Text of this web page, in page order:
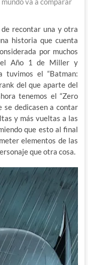
de recontar una y otra
historia que cuenta
por muchos
el Año 1 de Miller y
tuvimos el “Batman:
del que aparte del
tenemos el “Zero
se dedicasen a contar
y más vueltas a las
que esto al final
elementos de las
que otra cosa.